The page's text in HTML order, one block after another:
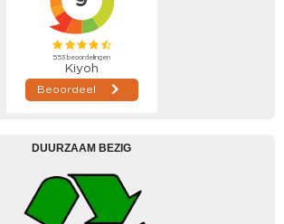
DUURZAAM BEZIG